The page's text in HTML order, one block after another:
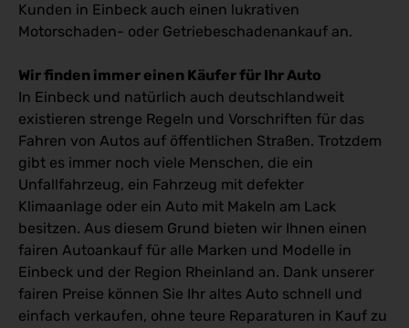
Kunden in Einbeck auch einen lukrativen
Motorschaden- oder Getriebeschadenankauf an.
Wir finden immer einen Käufer für Ihr Auto
In Einbeck und natürlich auch deutschlandweit
existieren strenge Regeln und Vorschriften für das
Fahren von Autos auf öffentlichen Straßen. Trotzdem
gibt es immer noch viele Menschen, die ein
Unfallfahrzeug, ein Fahrzeug mit defekter
Klimaanlage oder ein Auto mit Makeln am Lack
besitzen. Aus diesem Grund bieten wir Ihnen einen
fairen Autoankauf für alle Marken und Modelle in
Einbeck und der Region Rheinland an. Dank unserer
fairen Preise können Sie Ihr altes Auto schnell und
einfach verkaufen, ohne teure Reparaturen in Kauf zu